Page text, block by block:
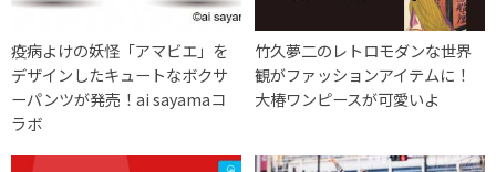
疫病よけの妖怪「アマビエ」を
デザインしたキュートなボクサ
ーパンツが発売！ai sayamaコ
ラボ
竹久夢二のレトロモダンな世界
観がファッションアイテムに！
大椿ワンピースが可愛いよ